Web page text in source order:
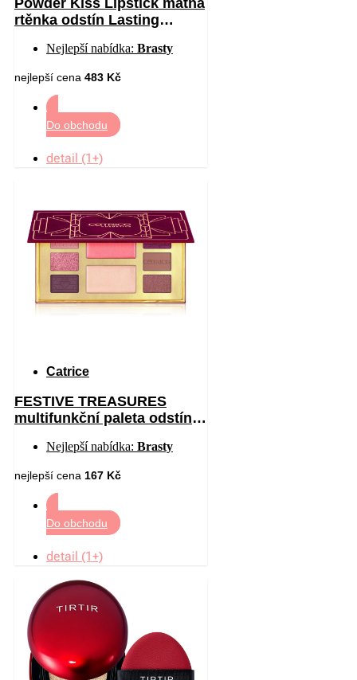
rtěnka odstín Lasting
Nejlepší nabídka: Brasty
nejlepší cena 483 Kč
Do obchodu
detail (1+)
Catrice
FESTIVE TREASURES
multifunkční paleta odstín
Nejlepší nabídka: Brasty
nejlepší cena 167 Kč
Do obchodu
detail (1+)